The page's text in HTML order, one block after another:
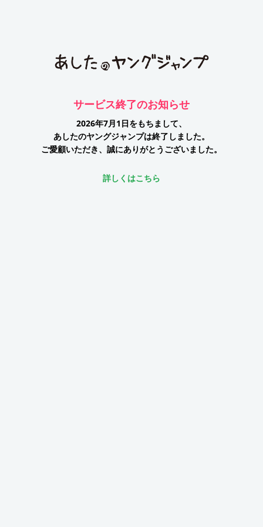
サービス終了のお知らせ
2026年7月1日をもちまして、
あしたのヤングジャンプは終了しました。
ご愛顧いただき、誠にありがとうございました。
詳しくはこちら